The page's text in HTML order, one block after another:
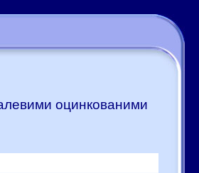
оцинкованими